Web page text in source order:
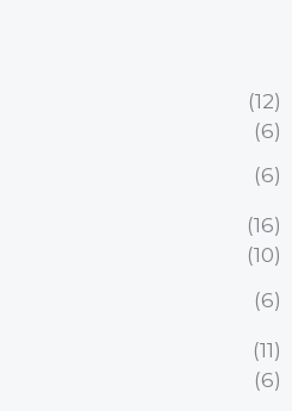
(12)
(6)
(6)
(16)
(10)
(6)
(11)
(6)